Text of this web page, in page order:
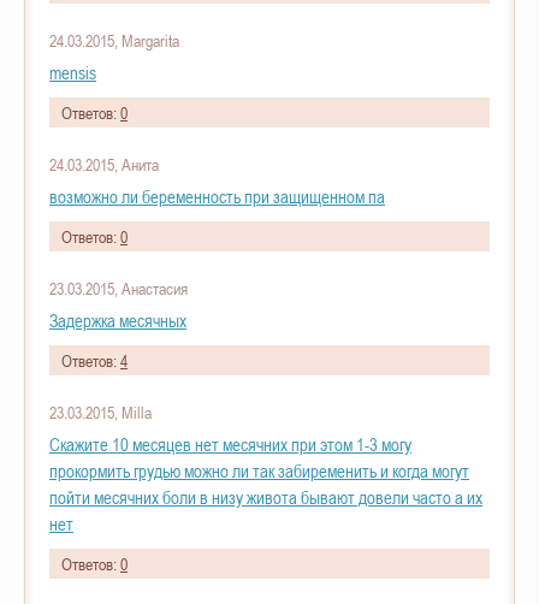
24.03.2015, Margarita
mensis
Ответов:0
24.03.2015, Анита
возможно ли беременность при защищенном па
Ответов:0
23.03.2015, Анастасия
Задержка месячных
Ответов:4
23.03.2015, Milla
Скажите 10 месяцев нет месячних при этом 1-3 могу
прокормить грудью можно ли так забиременить и когда могут
пойти месячних боли в низу живота бывают довели часто а их
нет
Ответов:0